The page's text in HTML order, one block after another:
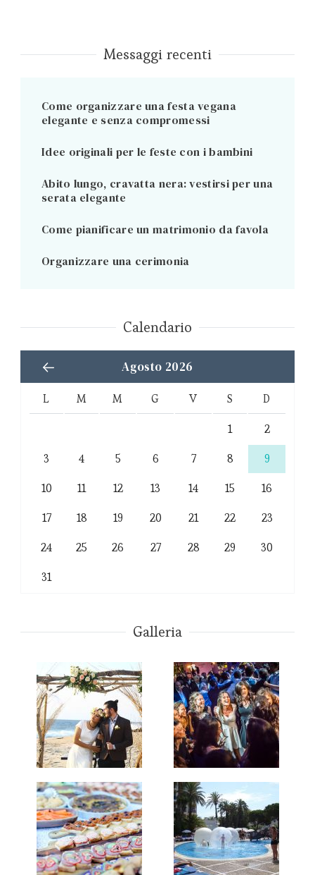
Messaggi recenti
Come organizzare una festa vegana
elegante e senza compromessi
Idee originali per le feste con i bambini
Abito lungo, cravatta nera: vestirsi per una
serata elegante
Come pianificare un matrimonio da favola
Organizzare una cerimonia
Calendario
Agosto 2026
L M M G V S D
1
2
3
4 5 6 7 8
9
10
11 12 13 14 15
16
17
18 19 20 21 22
23
24
25 26 27 28 29
30
31
Galleria